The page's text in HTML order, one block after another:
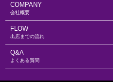
会社概要
COMPANY
出店までの流れ
FLOW
よくある質問
Q&A